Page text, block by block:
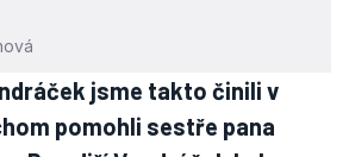
jsme takto činili v
pomohli sestře pana